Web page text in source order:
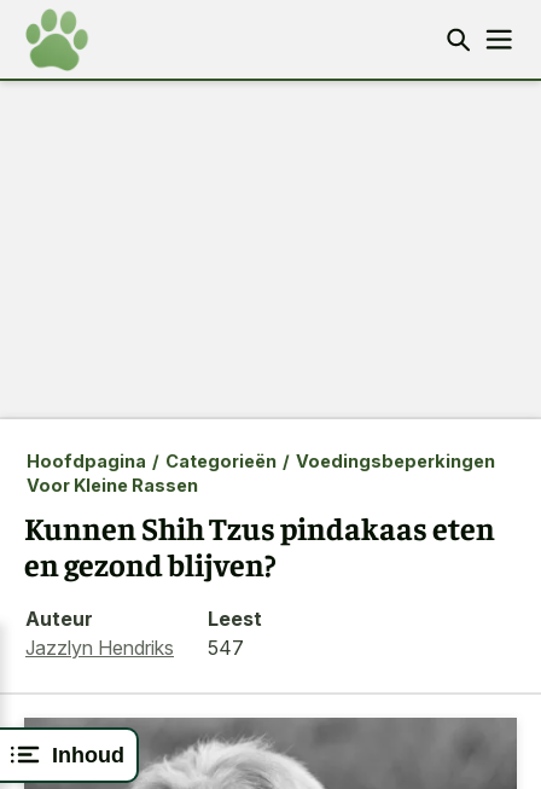
Inhoud
Hoofdpagina / Categorieën / Voedingsbeperkingen
Voor Kleine Rassen
Kunnen Shih Tzus pindakaas eten
en gezond blijven?
Auteur
Jazzlyn Hendriks
Leest
547